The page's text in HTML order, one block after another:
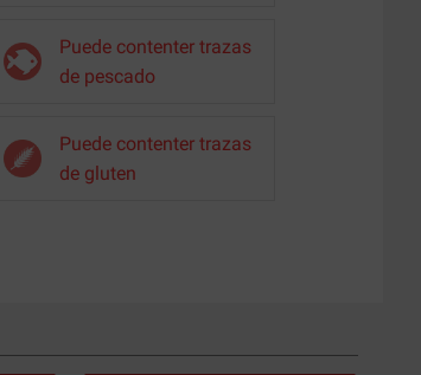
Puede contenter trazas
de pescado
Puede contenter trazas
de gluten